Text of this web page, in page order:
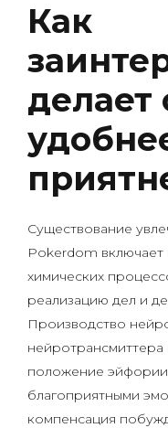
Как
делает
Существование
Pokerdom включает
химических
реализацию дел и
Производство
положение
благоприятными
компенсация